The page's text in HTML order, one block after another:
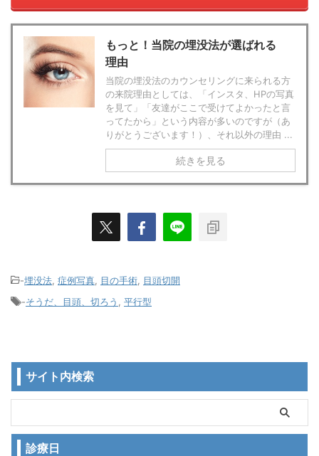
もっと！当院の埋没法が選ばれる
理由
当院の埋没法のカウンセリングに来られる方
の来院理由としては、「インスタ、HPの写真
を見て」「友達がここで受けてよかったと言
ってたから」という内容が多いのですが（あ
りがとうございます！）、それ以外の理由 ...
続きを見る
-埋没法 症例写真 目の手術
目頭切開
-そうだ、目頭、切ろう 平行型
サイト内検索
診療日